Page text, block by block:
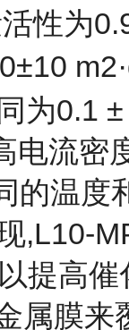
性为
为0.1
电流密
的温度
,L10-
提高
属膜来